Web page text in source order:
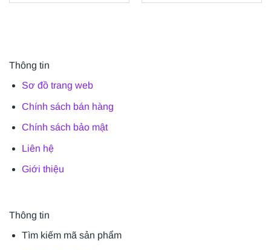
Thông tin
Sơ đồ trang web
Chính sách bán hàng
Chính sách bảo mật
Liên hệ
Giới thiệu
Thông tin
Tìm kiếm mã sản phẩm